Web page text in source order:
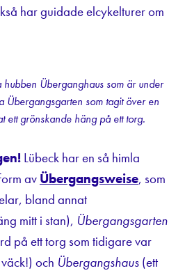
har guidade elcykelturer om
Überganghaus som är under
Übergangsgarten som tagit över en
ett grönskande häng på ett torg.
Lübeck har en så himla
avÜbergangsweise, som
bland annat
mitt i stan), Übergangsgarten
på ett torg som tidigare var
och Übergangshaus (ett